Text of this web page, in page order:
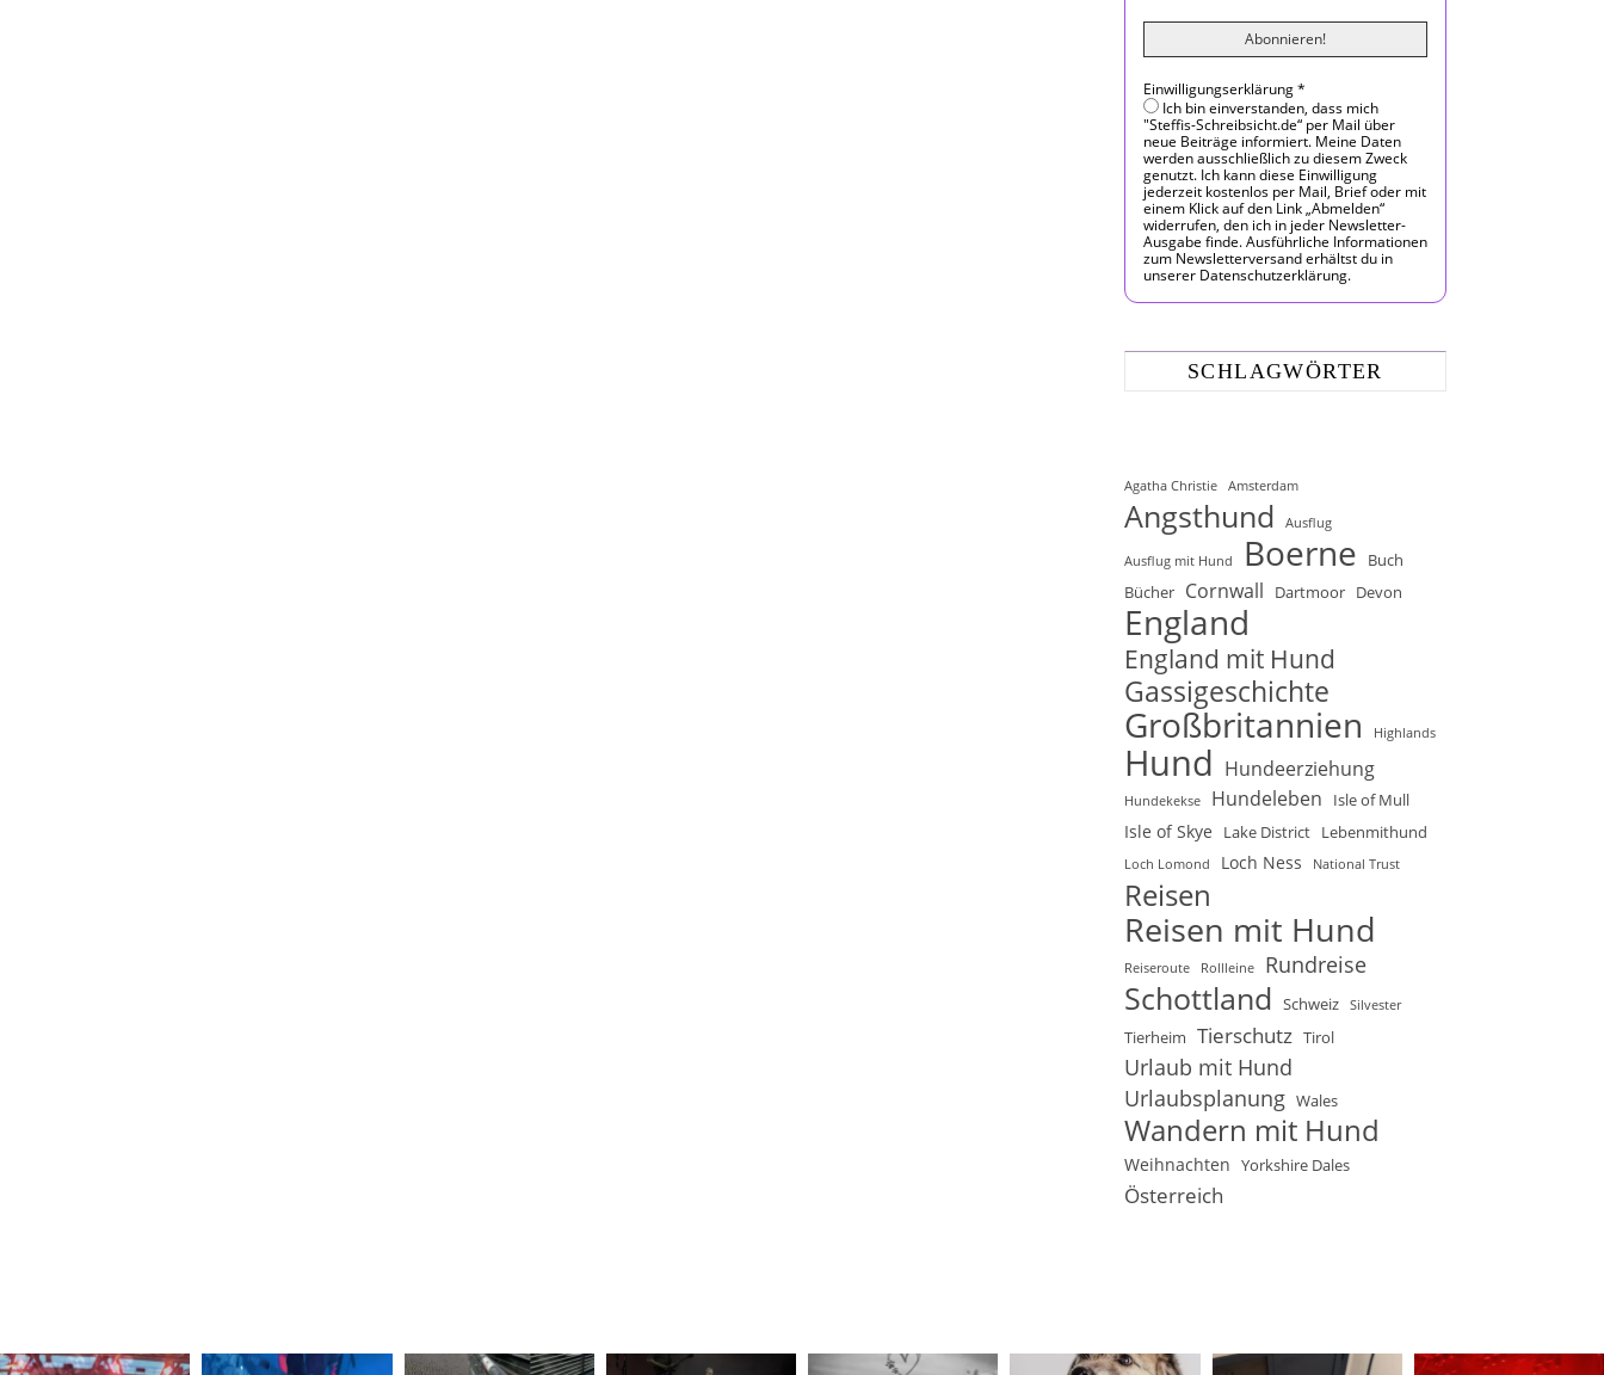
Einwilligungserklärung*
Ich bin einverstanden, dass mich
"Steffis-Schreibsicht.de“ per Mail über
neue Beiträge informiert. Meine Daten
werden ausschließlich zu diesem Zweck
genutzt. Ich kann diese Einwilligung
jederzeit kostenlos per Mail, Brief oder mit
einem Klick auf den Link „Abmelden“
widerrufen, den ich in jeder Newsletter-
Ausgabe finde. Ausführliche Informationen
zum Newsletterversand erhältst du in
unserer Datenschutzerklärung.
SCHLAGWÖRTER
Agatha Christie Amsterdam
Angsthund Ausflug
Ausflug mit Hund Boerne
Buch
Bücher Cornwall Dartmoor Devon
England
England mit Hund
Gassigeschichte
Großbritannien Highlands
Hund Hundeerziehung
Hundekekse Hundeleben Isle of Mull
Isle of Skye Lake District Lebenmithund
Loch Lomond Loch Ness National Trust
Reisen
Reisen mit Hund
Reiseroute Rollleine Rundreise
Schottland Schweiz Silvester
Tierheim Tierschutz Tirol
Urlaub mit Hund
Urlaubsplanung Wales
Wandern mit Hund
Weihnachten Yorkshire Dales
Österreich